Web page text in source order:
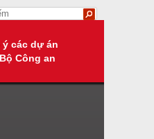
ý các dự án
Công an